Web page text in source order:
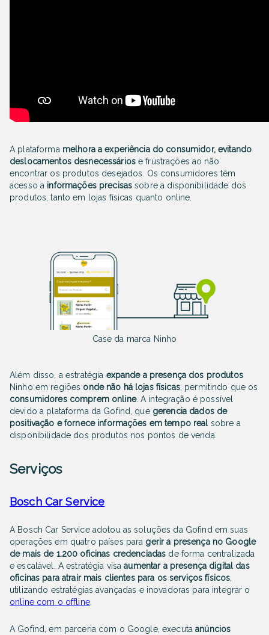
A plataforma melhora a experiência do consumidor, evitando
deslocamentos desnecessáriose frustrações ao não
encontrar os produtos desejados. Os consumidores têm
acesso a informações precisas sobre a disponibilidade dos
produtos, tanto em lojas físicas quanto online.
Case da marca Ninho
Além disso, a estratégia expande a presença dos produtos
Ninho em regiões onde não há lojas físicas, permitindo que os
consumidores comprem online. A integração é possível
devido a plataforma da Gofind, que gerencia dados de
positivação e fornece informações em tempo real sobre a
disponibilidade dos produtos nos pontos de venda.
Serviços
Bosch Car Service
A Bosch Car Service adotou as soluções da Gofind em suas
operações em quatro países para gerir a presença no Google
de mais de 1.200 oficinas credenciadas de forma centralizada
e escalável. A estratégia visaaumentar a presença digital das
oficinas para atrair mais clientes para os serviços físicos
utilizando estratégias avançadas e inovadoras para integrar o
online com o offline.
A Gofind, em parceria com o Google, executaanúncios